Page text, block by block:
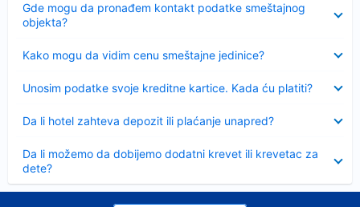
Gde mogu da pronađem kontakt podatke smeštajnog
objekta?
Kako mogu da vidim cenu smeštajne jedinice?
Unosim podatke svoje kreditne kartice. Kada ću platiti?
Da li hotel zahteva depozit ili plaćanje unapred?
Da li možemo da dobijemo dodatni krevet ili krevetac za
dete?